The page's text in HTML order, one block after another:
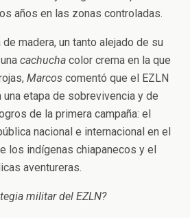
años en las zonas controladas.
madera, un tanto alejado de su
cachucha color crema en la que
Marcos comentó que el EZLN
una etapa de sobrevivencia y de
de la primera campaña: el
nacional e internacional en el
los indígenas chiapanecos y el
aventureras.
militar del EZLN?